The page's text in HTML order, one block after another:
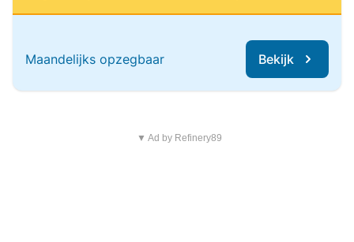
Maandelijks opzegbaar Bekijk
▼ Ad by Refinery89